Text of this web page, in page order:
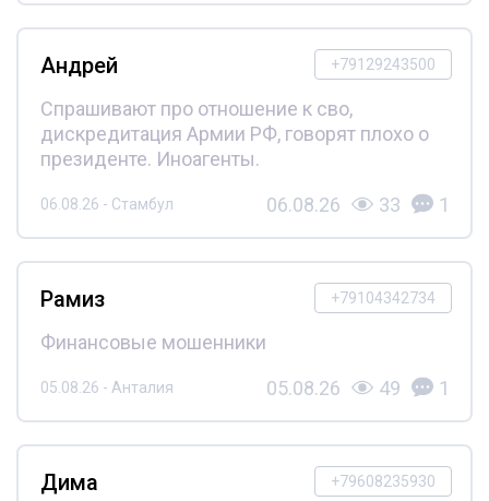
+79129243500
Андрей
Спрашивают про отношение к сво,
дискредитация Армии РФ, говорят плохо о
президенте. Иноагенты.
06.08.26 - Стамбул 06.08.26 33 1
+79104342734
Рамиз
Финансовые мошенники
05.08.26 - Анталия 05.08.26 49 1
+79608235930
Дима